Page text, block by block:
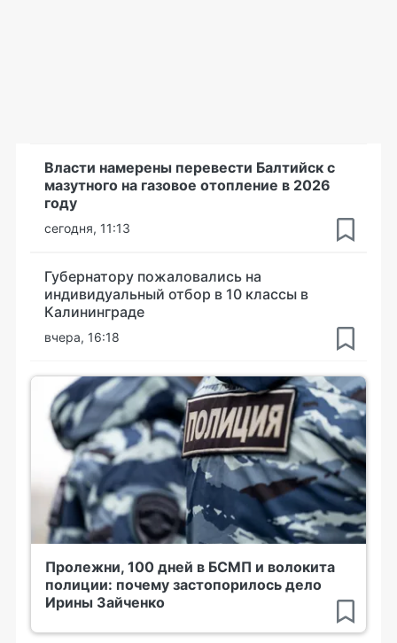
Власти намерены перевести Балтийск с
мазутного на газовое отопление в 2026
году
сегодня, 11:13
Губернатору пожаловались на
индивидуальный отбор в 10 классы в
Калининграде
вчера, 16:18
Пролежни, 100 дней в БСМП и волокита
полиции: почему застопорилось дело
Ирины Зайченко